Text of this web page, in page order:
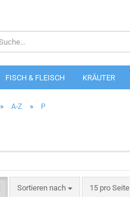
FISCH & FLEISCH KRÄUTER
» A-Z » P
Sortieren nach
Sortieren nach 15 pro Seite
pro Seite